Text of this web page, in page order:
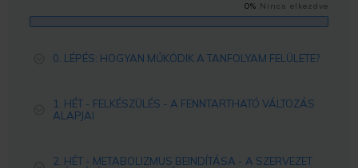
0% Nincs elkezdve
0. LÉPÉS: HOGYAN MŰKÖDIK A TANFOLYAM FELÜLETE?
1. HÉT - FELKÉSZÜLÉS - A FENNTARTHATÓ VÁLTOZÁS
ALAPJAI
2. HÉT - METABOLIZMUS BEINDÍTÁSA - A SZERVEZET